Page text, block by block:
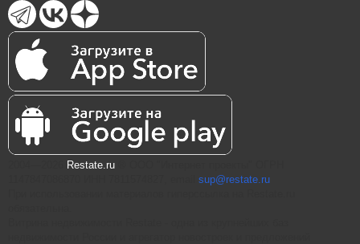
Restate.ru
sup@restate.ru